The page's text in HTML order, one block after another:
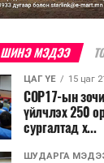
ШИНЭ МЭДЭЭ
ЦАГ ҮЕ 15 цаг
COP17-ын
үйлчлэх 250
сургалтад х...
ШУДАРГА